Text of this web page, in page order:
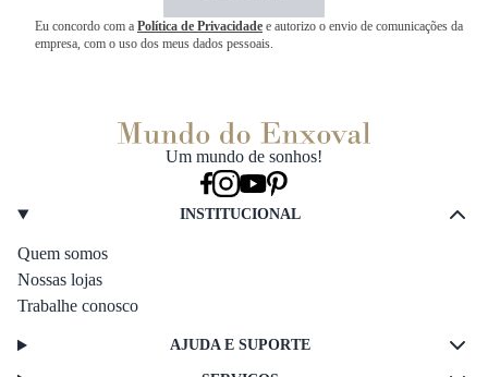
Eu concordo com a Política de Privacidade e autorizo o envio de comunicações da
empresa, com o uso dos meus dados pessoais.
Um mundo de sonhos!
INSTITUCIONAL
Quem somos
Nossas lojas
Trabalhe conosco
AJUDA E SUPORTE